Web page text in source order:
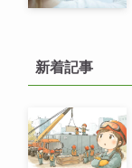
新着記事